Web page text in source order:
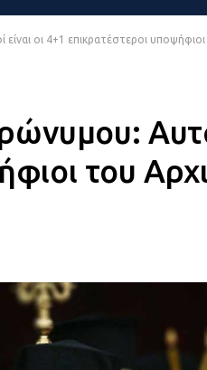
οι 4+1 επικρατέστεροι
του